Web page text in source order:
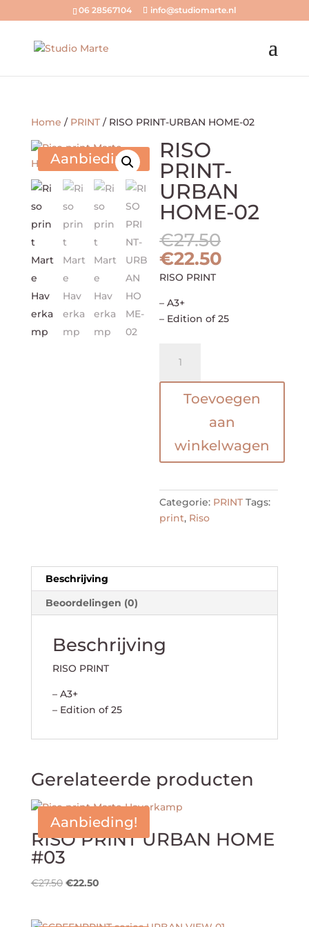
06 28567104 info@studiomarte.nl
Home / PRINT/ RISO PRINT-URBAN HOME-02
Aanbieding!
RISO
PRINT-
URBAN
HOME-02
€27.50
€22.50
RISO PRINT
– A3+
– Edition of 25
PRINT-
URBAN
HOME-Toevoegen
aan
winkelwagen
Categorie: PRINT Tags:
print, Riso
Beschrijving
Beoordelingen (0)
Beschrijving
RISO PRINT
– A3+
– Edition of 25
Gerelateerde producten
Aanbieding!
RISO PRINT URBAN HOME
#03
€27.50 Oorspronkelijke
€22.50Huidige